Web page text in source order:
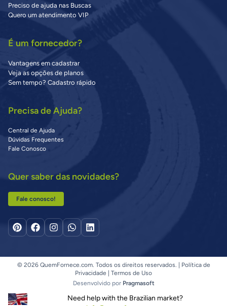
Preciso de ajuda nas Buscas
Quero um atendimento VIP
É um fornecedor?
Vantagens em cadastrar
Veja as opções de planos
Sem tempo? Cadastro rápido
Precisa de Ajuda?
Central de Ajuda
Dúvidas Frequentes
Fale Conosco
Quer saber das novidades?
Fale conosco!
© 2026 QuemFornece.com. Todos os direitos reservados. |
Política de
Privacidade
Termos de Uso
Desenvolvido por Pragmasoft
Need help with the Brazilian market?